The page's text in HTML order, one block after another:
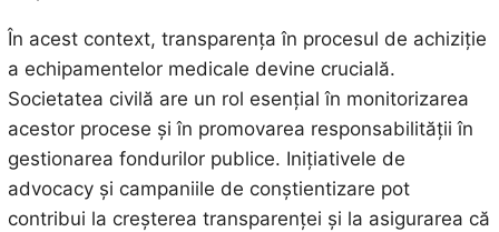
În acest context, transparența în procesul de achiziție
a echipamentelor medicale devine crucială.
Societatea civilă are un rol esențial în monitorizarea
acestor procese și în promovarea responsabilității în
gestionarea fondurilor publice. Inițiativele de
advocacy și campaniile de conștientizare pot
contribui la creșterea transparenței și la asigurarea că